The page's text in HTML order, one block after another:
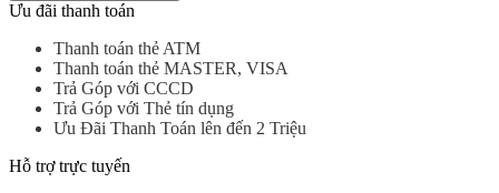
Ưu đãi thanh toán
Thanh toán thẻ ATM
Thanh toán thẻ MASTER, VISA
Trả Góp với CCCD
Trả Góp với Thẻ tín dụng
Ưu Đãi Thanh Toán lên đến 2 Triệu
Hỗ trợ trực tuyến